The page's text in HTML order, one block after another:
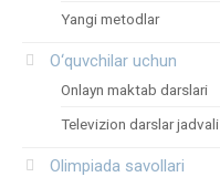
Yangi metodlar
O‘quvchilar uchun
Onlayn maktab darslari
Televizion darslar jadvali
Olimpiada savollari